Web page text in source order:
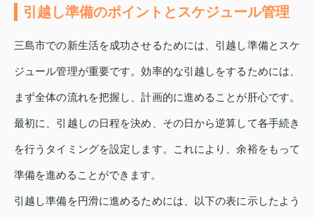
引越し準備のポイントとスケジュール管理
三島市での新生活を成功させるためには、引越し準備とスケ
ジュール管理が重要です。効率的な引越しをするためには、
まず全体の流れを把握し、計画的に進めることが肝心です。
最初に、引越しの日程を決め、その日から逆算して各手続き
を行うタイミングを設定します。これにより、余裕をもって
準備を進めることができます。
引越し準備を円滑に進めるためには、以下の表に示したよう